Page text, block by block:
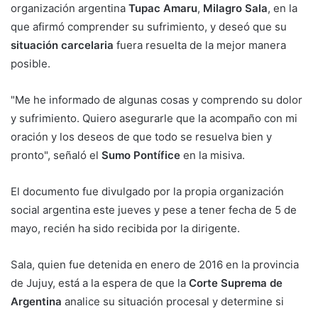
organización argentina Tupac Amaru, Milagro Sala, en la
que afirmó comprender su sufrimiento, y deseó que su
situación carcelaria fuera resuelta de la mejor manera
posible.
"Me he informado de algunas cosas y comprendo su dolor
y sufrimiento. Quiero asegurarle que la acompaño con mi
oración y los deseos de que todo se resuelva bien y
pronto", señaló el Sumo Pontífice en la misiva.
El documento fue divulgado por la propia organización
social argentina este jueves y pese a tener fecha de 5 de
mayo, recién ha sido recibida por la dirigente.
Sala, quien fue detenida en enero de 2016 en la provincia
de Jujuy, está a la espera de que la Corte Suprema de
Argentina analice su situación procesal y determine si